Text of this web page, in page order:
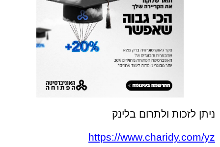
ניתן לזכות ולתרום בלינק
https://www.charidy.com/yz